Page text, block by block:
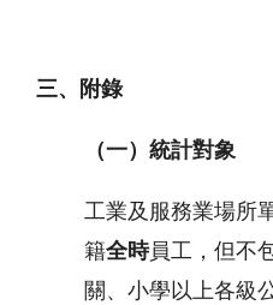
三、附錄
（一）統計對象
工業及服務業場所
籍全時員工，但不
關、小學以上各級